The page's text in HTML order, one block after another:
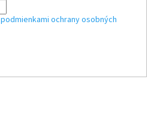
podmienkami ochrany osobných